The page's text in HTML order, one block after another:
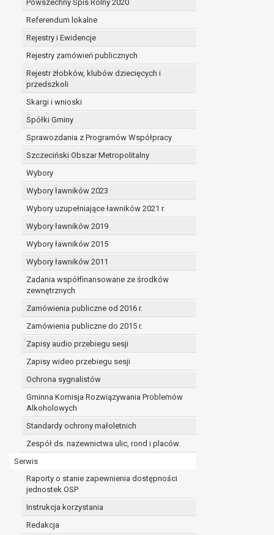
Powszechny Spis Rolny 2020
Referendum lokalne
Rejestry i Ewidencje
Rejestry zamówień publicznych
Rejestr żłobków, klubów dziecięcych i
przedszkoli
Skargi i wnioski
Spółki Gminy
Sprawozdania z Programów Współpracy
Szczeciński Obszar Metropolitalny
Wybory
Wybory ławników 2023
Wybory uzupełniające ławników 2021 r.
Wybory ławników 2019
Wybory ławników 2015
Wybory ławników 2011
Zadania współfinansowane ze środków
zewnętrznych
Zamówienia publiczne od 2016 r.
Zamówienia publiczne do 2015 r.
Zapisy audio przebiegu sesji
Zapisy wideo przebiegu sesji
Ochrona sygnalistów
Gminna Komisja Rozwiązywania Problemów
Alkoholowych
Standardy ochrony małoletnich
Zespół ds. nazewnictwa ulic, rond i placów.
Serwis
Raporty o stanie zapewnienia dostępności
jednostek OSP
Instrukcja korzystania
Redakcja